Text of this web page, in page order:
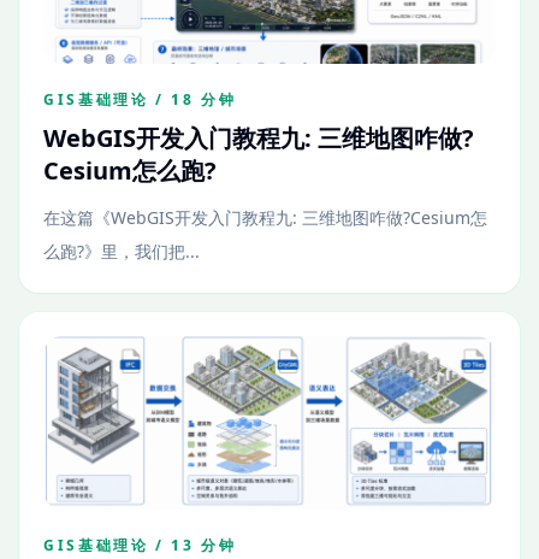
GIS基础理论 / 18 分钟
WebGIS开发入门教程九: 三维地图咋做?
Cesium怎么跑?
在这篇《WebGIS开发入门教程九: 三维地图咋做?Cesium怎
么跑?》里，我们把...
GIS基础理论 / 13 分钟